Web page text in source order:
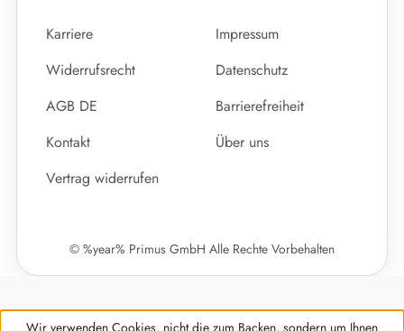
Karriere
Impressum
Widerrufsrecht
Datenschutz
AGB DE
Barrierefreiheit
Kontakt
Über uns
Vertrag widerrufen
© %year% Primus GmbH Alle Rechte Vorbehalten
Wir verwenden Cookies, nicht die zum Backen, sondern um Ihnen